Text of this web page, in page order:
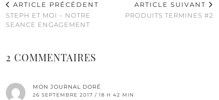
ARTICLE PRÉCÉDENT
STEPH ET MOI – NOTRE
SEANCE ENGAGEMENT
ARTICLE SUIVANT
PRODUITS TERMINES #2
2 COMMENTAIRES
MON JOURNAL DORÉ
26 SEPTEMBRE 2017 / 18 H 42 MIN